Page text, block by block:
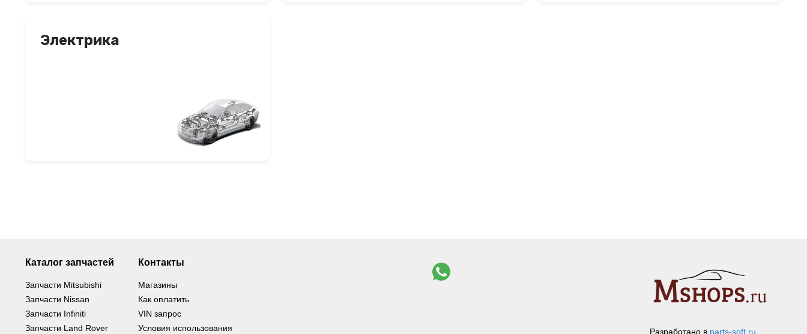
Электрика
Каталог запчастей
Запчасти Mitsubishi
Запчасти Nissan
Запчасти Infiniti
Запчасти Land Rover
Контакты
Магазины
Как оплатить
VIN запрос
Условия использования
Разработано в parts-soft.ru